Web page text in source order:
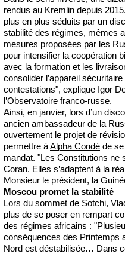
rendus au Kremlin depuis
plus en plus séduits par un
stabilité des régimes, mêmes
mesures proposées par les
pour intensifier la coopération
avec la formation et les
consolider l’appareil
contestations", explique Igor
l’Observatoire franco-russe.
Ainsi, en janvier, lors d’un
ancien ambassadeur de la
ouvertement le projet de
permettre àAlpha Condé de
mandat. "Les Constitutions ne
Coran. Elles s’adaptent à la
Monsieur le président, la
Moscou promet la stabilité
Lors du sommet de Sotchi,
plus de se poser en rempart
des régimes africains :
conséquences des Printemps
Nord est déstabilisée… Dans